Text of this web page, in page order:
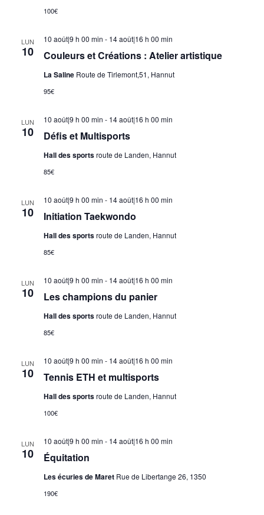
100€
LUN
10 Couleurs et Créations : Atelier artistique
10 août|9 h 00 min - 14 août|16 h 00 min
La Saline Route de Tirlemont,51, Hannut
95€
LUN
10 Défis et Multisports
10 août|9 h 00 min - 14 août|16 h 00 min
Hall des sportsroute de Landen, Hannut
85€
LUN
10 Initiation Taekwondo
10 août|9 h 00 min - 14 août|16 h 00 min
Hall des sportsroute de Landen, Hannut
85€
LUN
10 Les champions du panier
10 août|9 h 00 min - 14 août|16 h 00 min
Hall des sportsroute de Landen, Hannut
85€
LUN
10 Tennis ETH et multisports
10 août|9 h 00 min - 14 août|16 h 00 min
Hall des sportsroute de Landen, Hannut
100€
LUN
10 Équitation
10 août|9 h 00 min - 14 août|16 h 00 min
Les écuries de Maret Rue de Libertange 26, 1350
190€